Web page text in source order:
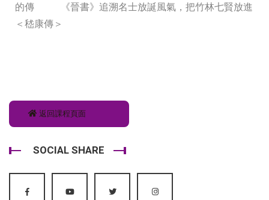
的傳
《晉書》追溯名士放誕風氣，把竹林七賢放進
＜嵇康傳＞
返回課程頁面
SOCIAL SHARE